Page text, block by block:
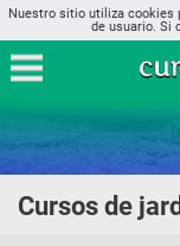
Nuestro sitio utiliza cookies
de usuario. Si
Cursos de